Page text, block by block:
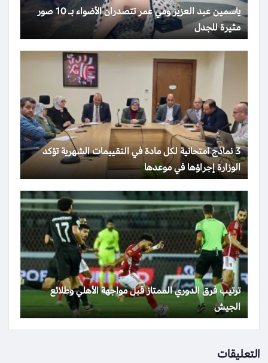
ياسمين عبد العزيز ومي عمر تتصدران الأضواء بـ 10 صور
مثيرة للجدل
3 نماذج امتحانية لكل مادة في التقييمات الشهرية تؤكد
الوزارة إجراؤها في موعدها
ترتيب فرق الدوري الممتاز قبل مواجهة الأهلي وطلائع
الجيش
التعليقات